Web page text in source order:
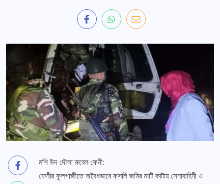
মশি উদ দৌলা রুবেল ফেনী:
ফেনীর ফুলগাজীতে অবৈধভাবে ফসলি জমির মাটি কাটায় সেনাবাহিনী ও